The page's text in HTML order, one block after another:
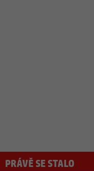
PRÁVĚ SE STALO